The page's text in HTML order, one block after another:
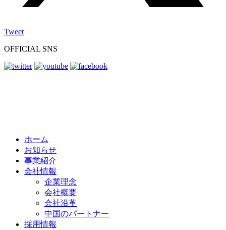
Tweet
OFFICIAL SNS
ホーム
お知らせ
事業紹介
会社情報
企業理念
会社概要
会社沿革
中国のパートナー
採用情報